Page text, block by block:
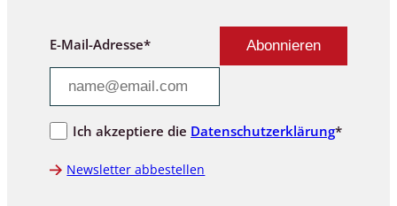
E-Mail-Adresse*
Ich akzeptiere die Datenschutzerklärung*
Newsletter abbestellen